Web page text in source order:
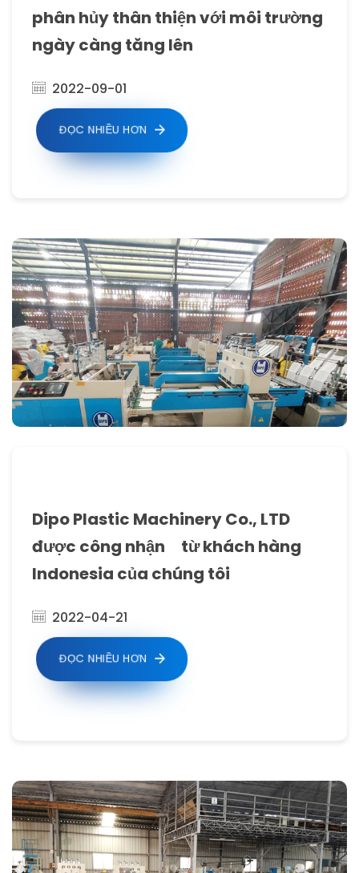
phân hủy thân thiện với môi trường
ngày càng tăng lên
2022-09-01
ĐỌC NHIỀU HƠN
Dipo Plastic Machinery Co., LTD
được công nhận từ khách hàng
Indonesia của chúng tôi
2022-04-21
ĐỌC NHIỀU HƠN